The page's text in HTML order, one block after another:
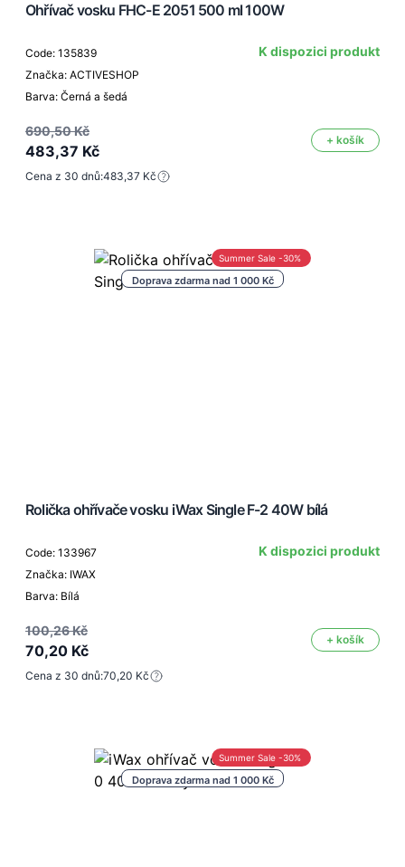
Ohřívač vosku FHC-E 2051 500 ml 100W
Code: 135839
Značka: ACTIVESHOP
Barva: Černá a šedá
K dispozici produkt
690,50 Kč
483,37 Kč
+ košík
Cena z 30 dnů:483,37 Kč
Doprava zdarma nad 1 000 Kč
Summer Sale -30%
Rolička ohřívače vosku iWax Single F-2 40W bílá
Code: 133967
Značka: IWAX
Barva: Bílá
K dispozici produkt
100,26 Kč
70,20 Kč
+ košík
Cena z 30 dnů:70,20 Kč
Doprava zdarma nad 1 000 Kč
Summer Sale -30%